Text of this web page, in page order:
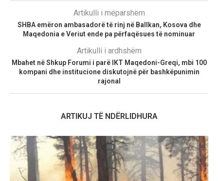
Artikulli i mëparshëm
SHBA emëron ambasadorë të rinj në Ballkan, Kosova dhe
Maqedonia e Veriut ende pa përfaqësues të nominuar
Artikulli i ardhshëm
Mbahet në Shkup Forumi i parë IKT Maqedoni-Greqi, mbi 100
kompani dhe institucione diskutojnë për bashkëpunimin
rajonal
ARTIKUJ TË NDËRLIDHURA